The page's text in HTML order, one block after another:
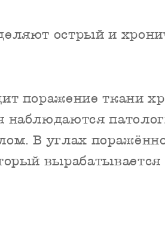
острый и
поражение ткани
наблюдаются
В углах